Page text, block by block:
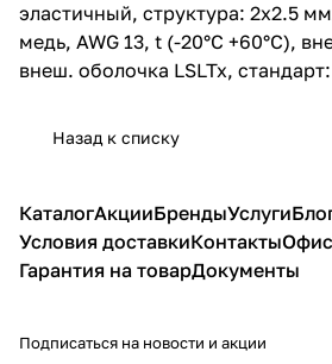
эластичный, структура: 2х2.5
медь, AWG 13, t (-20°C +60°C),
внеш. оболочка LSLTx,
Назад к списку
КаталогАкцииБрендыУслуги
Условия доставкиКонтакты
Гарантия на товарДокументы
Подписаться на новости и акции